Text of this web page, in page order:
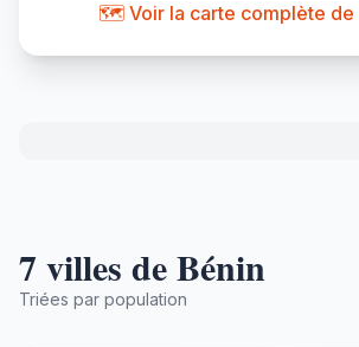
🗺️ Voir la carte complète de
7 villes de Bénin
Triées par population